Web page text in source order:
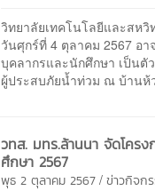
วิทยาลัยเทคโนโลยีและสห
วันศุกร์ที่ 4 ตุลาคม 2567 อ
บุคลากรและนักศึกษา เป็น
ผู้ประสบภัยน้ำท่วม ณ บ้านห้
วทส. มทร.ล้านนา จัดโคร
ศึกษา 2567
พุธ 2 ตุลาคม 2567 /ข่าวกิจก